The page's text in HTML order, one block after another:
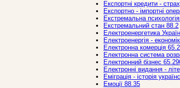
Експортні кредити -
Експортно - імпортні
Екстремальна
Екстремальний стан 88.2
Електроенергетика
Електроенергія -
Електронна комерція
Електронна система
Електронний бізнес
Електронні видання -
Еміграція - історія
Емоції 88.35